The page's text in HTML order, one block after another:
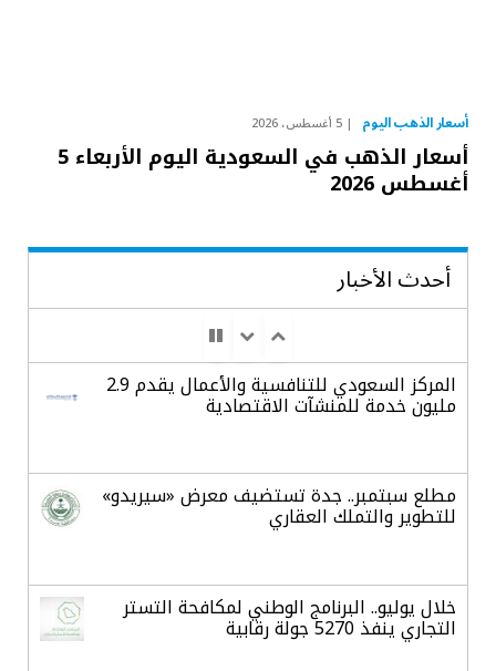
أسعار الذهب اليوم 5 أغسطس، 2026
أسعار الذهب في السعودية اليوم الأربعاء 5
أغسطس 2026
أحدث الأخبار
المركز السعودي للتنافسية والأعمال يقدم 2.9
مليون خدمة للمنشآت الاقتصادية
مطلع سبتمبر.. جدة تستضيف معرض «سيريدو»
للتطوير والتملك العقاري
خلال يوليو.. البرنامج الوطني لمكافحة التستر
التجاري ينفذ 5270 جولة رقابية